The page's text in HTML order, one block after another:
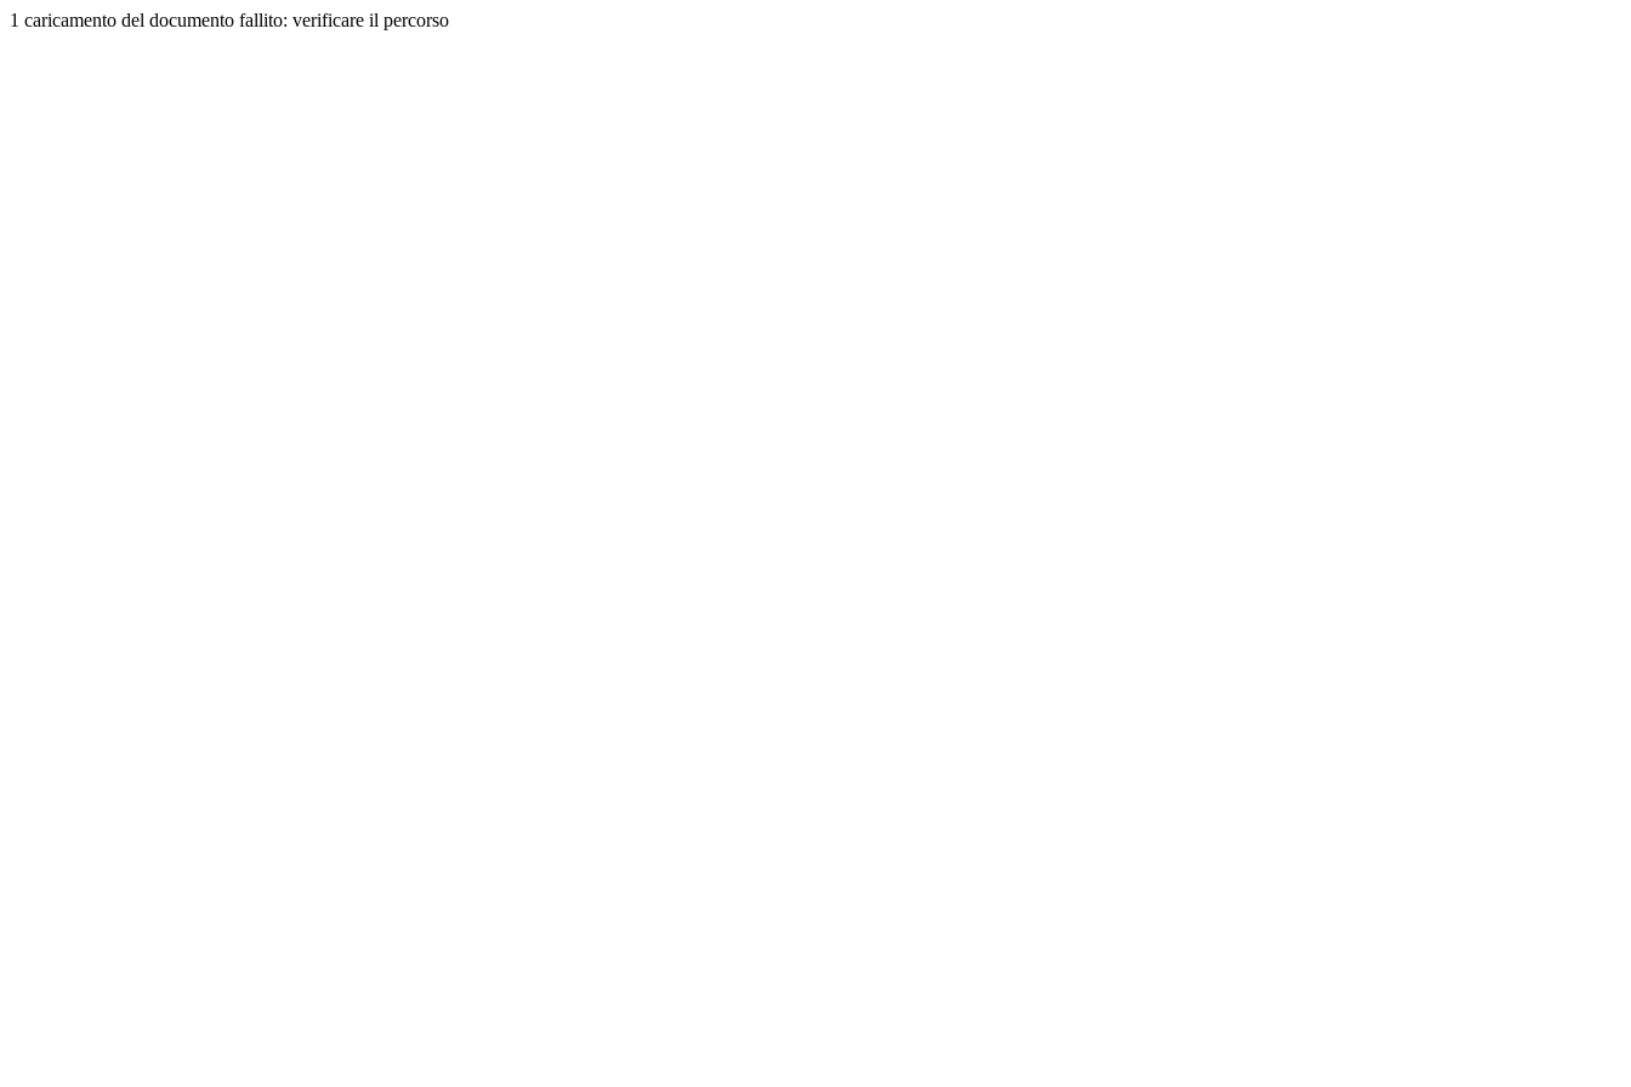
1 caricamento del documento fallito: verificare il percorso